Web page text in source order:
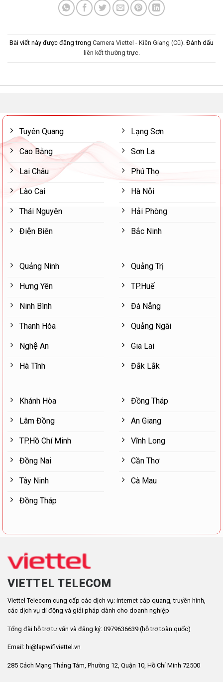
Bài viết này được đăng trong Camera Viettel - Kiên Giang (Cũ). Đánh dấu
liên kết thường trực.
Tuyên Quang
Cao Bằng
Lai Châu
Lào Cai
Thái Nguyên
Điện Biên
Lạng Sơn
Sơn La
Phú Thọ
Hà Nội
Hải Phòng
Bắc Ninh
Quảng Ninh
Hưng Yên
Ninh Bình
Thanh Hóa
Nghệ An
Hà Tĩnh
Quảng Trị
TP.Huế
Đà Nẵng
Quảng Ngãi
Gia Lai
Đắk Lắk
Khánh Hòa
Lâm Đồng
TP.Hồ Chí Minh
Đồng Nai
Tây Ninh
Đồng Tháp
Đồng Tháp
An Giang
Vĩnh Long
Cần Thơ
Cà Mau
VIETTEL TELECOM
Viettel Telecom cung cấp các dịch vụ: internet cáp quang, truyền hình,
các dịch vụ di động và giải pháp dành cho doanh nghiệp
Tổng đài hỗ trợ tư vấn và đăng ký: 0979636639 (hỗ trợ toàn quốc)
Email: hi@lapwifiviettel.vn
285 Cách Mạng Tháng Tám, Phường 12, Quận 10, Hồ Chí Minh 72500